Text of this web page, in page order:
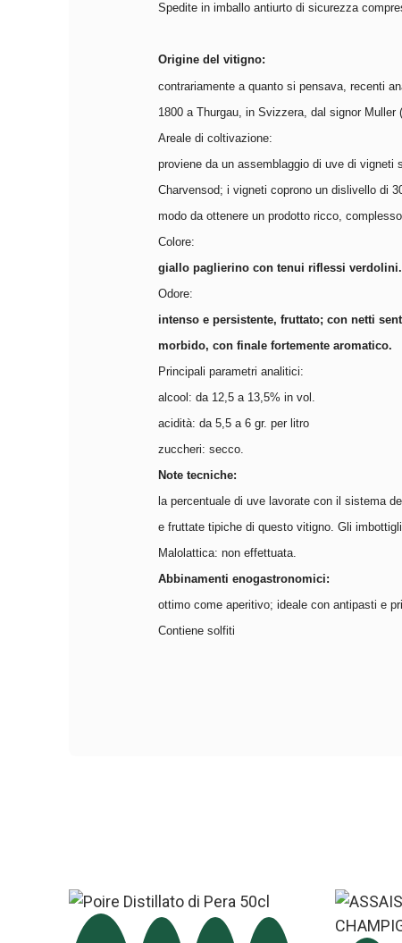
Spedite in imballo antiurto di sicurezza
Origine del vitigno:
contrariamente a quanto si pensava, recenti
1800 a Thurgau, in Svizzera, dal signor
Areale di coltivazione:
proviene da un assemblaggio di uve di
Charvensod; i vigneti coprono un dislivello di
modo da ottenere un prodotto ricco,
Colore:
giallo paglierino con tenui riflessi verdolini.
Odore:
intenso e persistente, fruttato; con netti
morbido, con finale fortemente aromatico.
Principali parametri analitici:
alcool: da 12,5 a 13,5% in vol.
acidità: da 5,5 a 6 gr. per litro
zuccheri: secco.
Note tecniche:
la percentuale di uve lavorate con il sistema
e fruttate tipiche di questo vitigno. Gli
Malolattica: non effettuata.
Abbinamenti enogastronomici:
ottimo come aperitivo; ideale con antipasti e
Contiene solfiti